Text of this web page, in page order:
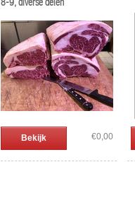
Bekijk €0,00